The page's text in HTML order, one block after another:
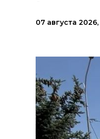
07 августа 2026,